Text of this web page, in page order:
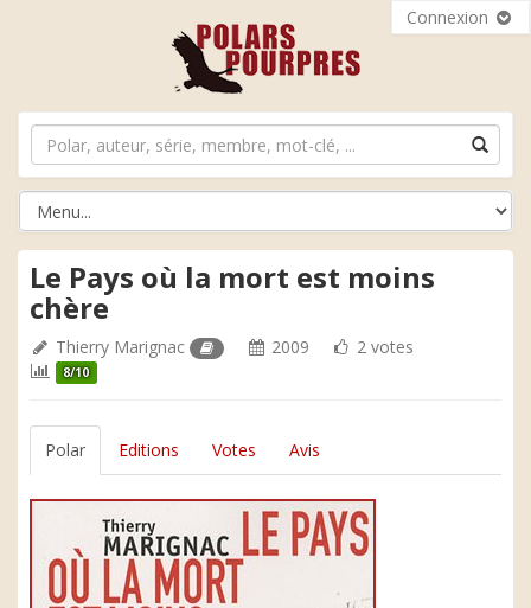
Connexion
Le Pays où la mort est moins
chère
Thierry Marignac 2009 2 votes
8/10
Polar Editions Votes Avis